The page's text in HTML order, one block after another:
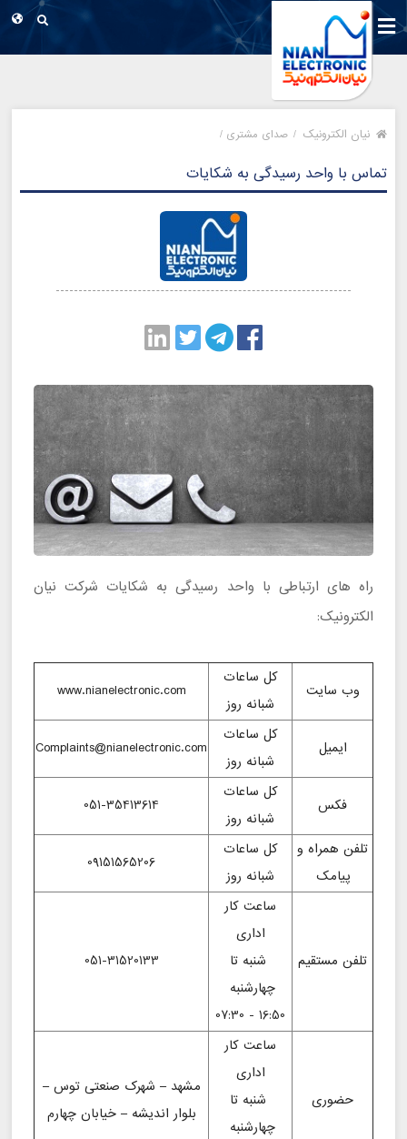
نیان الکترونیک / صدای مشتری /
تماس با واحد رسیدگی به شکایات
راه های ارتباطی با واحد رسیدگی به شکایات شرکت نیان
الکترونیک:
وب سایت
کل ساعات
شبانه روز
www.nianelectronic.com
ایمیل
کل ساعات
شبانه روز
Complaints@nianelectronic.com
فکس
کل ساعات
شبانه روز
051-35413614
تلفن همراه و
پیامک
کل ساعات
شبانه روز
09151565206
تلفن مستقیم
ساعت کار
اداری
شنبه تا
چهارشنبه
16:50 - 07:30
051-31520133
حضوری
ساعت کار
اداری
شنبه تا
چهارشنبه
مشهد – شهرک صنعتی توس –
بلوار اندیشه – خیابان چهارم